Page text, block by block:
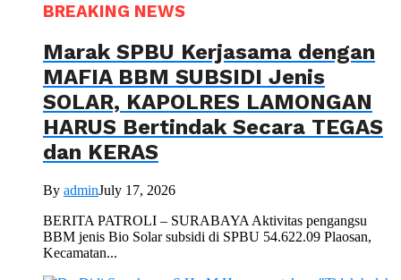
BREAKING NEWS
Marak SPBU Kerjasama dengan
MAFIA BBM SUBSIDI Jenis
SOLAR, KAPOLRES LAMONGAN
HARUS Bertindak Secara TEGAS
dan KERAS
By adminJuly 17, 2026
BERITA PATROLI – SURABAYA Aktivitas pengangsu
BBM jenis Bio Solar subsidi di SPBU 54.622.09 Plaosan,
Kecamatan...